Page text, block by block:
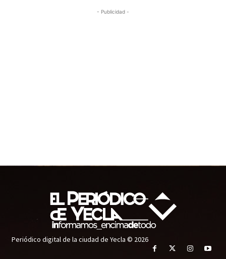
- Publicidad -
Periódico digital de la ciudad de Yecla © 2026